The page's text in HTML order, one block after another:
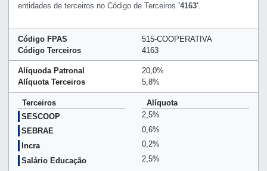
entidades de terceiros no Código de Terceiros '4163'.
Código FPAS
515-COOPERATIVA
Código Terceiros
4163
Alíquoda Patronal
20,0%
Alíquota Terceiros
5,8%
Terceiros
Alíquota
SESCOOP
2,5%
SEBRAE
0,6%
Incra
0,2%
Salário Educação
2,5%